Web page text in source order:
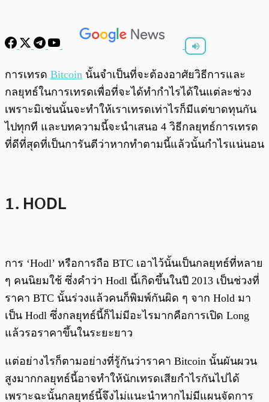
0:00
การเทรด Bitcoin นั้นจำเป็นที่จะต้องอาศัยวิธีการและ
กลยุทธ์ในการเทรดเพื่อที่จะได้ทำกำไรได้ในแต่ละช่วง
เพราะมิเช่นนั้นจะทำให้เราเทรดเท่าไรก็มีแต่ขาดทุนกัน
ไปทุกที และบทความนี้จะนำเสนอ 4 วิธีกลยุทธ์การเทรด
ที่ดีที่สุดที่เป็นการันตีว่าหากทำตามนี้แล้วนั้นกำไรแน่นอน
1. HODL
การ ‘Hodl’ หรือการถือ BTC เอาไว้นั้นเป็นกลยุทธ์ที่หลาย
ๆ คนนิยมใช้ ซึ่งคำว่า Hodl นี้เกิดขึ้นในปี 2013 เป็นช่วงที่
ราคา BTC นั้นร่วงแล้วคนก็พิมพ์กันผิด ๆ จาก Hold มา
เป็น Hodl ซึ่งกลยุทธ์นี้ก็ไม่มีอะไรมากคือการเปิด Long
แล้วรอราคาขึ้นในระยะยาว
แต่อย่างไรก็ตามอย่างที่รู้กันว่าราคา Bitcoin นั้นผันผวน
สูงมากกลยุทธ์นี้อาจทำให้นักเทรดเสียกำไรกันไปได้
เพราะฉะนั้นกลยุทธ์นี้จึงไม่แนะนำหากไม่มีแผนจัดการ